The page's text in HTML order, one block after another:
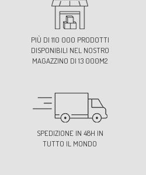
PIÙ DI 110 000 PRODOTTI
DISPONIBILI NEL NOSTRO
MAGAZZINO DI 13 000M2
SPEDIZIONE IN 48H IN
TUTTO IL MONDO